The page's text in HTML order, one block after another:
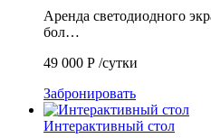
Аренда светодиодного
бол…
49 000 Р /сутки
Забронировать
Интерактивный стол